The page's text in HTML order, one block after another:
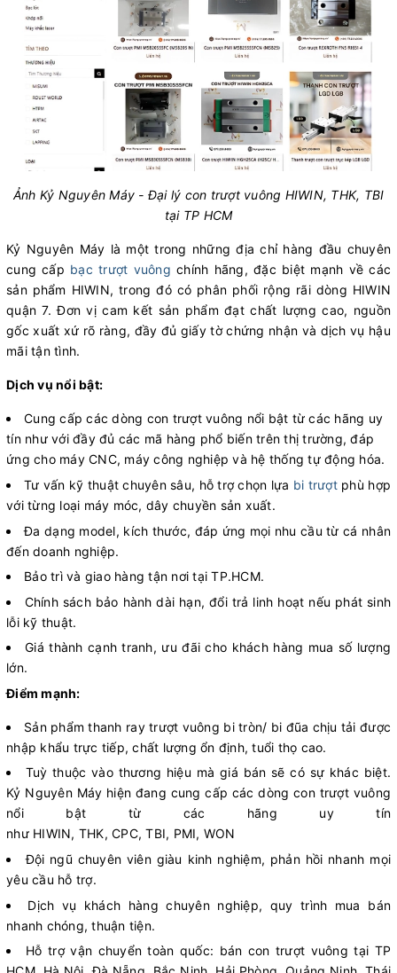
Ảnh Kỷ Nguyên Máy - Đại lý con trượt vuông HIWIN, THK, TBI
tại TP HCM
Kỷ Nguyên Máy là một trong những địa chỉ hàng đầu chuyên
cung cấp bạc trượt vuông chính hãng, đặc biệt mạnh về các
sản phẩm HIWIN, trong đó có phân phối rộng rãi dòng HIWIN
quận 7. Đơn vị cam kết sản phẩm đạt chất lượng cao, nguồn
gốc xuất xứ rõ ràng, đầy đủ giấy tờ chứng nhận và dịch vụ hậu
mãi tận tình.
Dịch vụ nổi bật:
Cung cấp các dòng con trượt vuông nổi bật từ các hãng uy
tín như với đầy đủ các mã hàng phổ biến trên thị trường, đáp
ứng cho máy CNC, máy công nghiệp và hệ thống tự động hóa.
Tư vấn kỹ thuật chuyên sâu, hỗ trợ chọn lựa bi trượtphù hợp
với từng loại máy móc, dây chuyền sản xuất.
Đa dạng model, kích thước, đáp ứng mọi nhu cầu từ cá nhân
đến doanh nghiệp.
Bảo trì và giao hàng tận nơi tại TP.HCM.
Chính sách bảo hành dài hạn, đổi trả linh hoạt nếu phát sinh
lỗi kỹ thuật.
Giá thành cạnh tranh, ưu đãi cho khách hàng mua số lượng
lớn.
Điểm mạnh:
Sản phẩm thanh ray trượt vuông bi tròn/ bi đũa chịu tải được
nhập khẩu trực tiếp, chất lượng ổn định, tuổi thọ cao.
Tuỳ thuộc vào thương hiệu mà giá bán sẽ có sự khác biệt.
Kỷ Nguyên Máy hiện đang cung cấp các dòng con trượt vuông
nổi bật từ các hãng uy tín
như HIWIN, THK, CPC, TBI, PMI, WON
Đội ngũ chuyên viên giàu kinh nghiệm, phản hồi nhanh mọi
yêu cầu hỗ trợ.
Dịch vụ khách hàng chuyên nghiệp, quy trình mua bán
nhanh chóng, thuận tiện.
Hỗ trợ vận chuyển toàn quốc: bán con trượt vuông tại TP